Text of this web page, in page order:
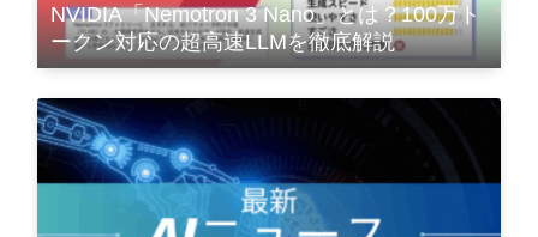
NVIDIA「Nemotron 3 Nano」とは？100万ト
ークン対応の超高速LLMを徹底解説